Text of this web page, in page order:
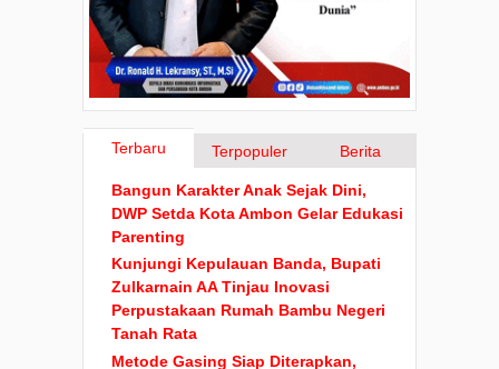
Terbaru Terpopuler Berita
Bangun Karakter Anak Sejak Dini,
DWP Setda Kota Ambon Gelar Edukasi
Parenting
Kunjungi Kepulauan Banda, Bupati
Zulkarnain AA Tinjau Inovasi
Perpustakaan Rumah Bambu Negeri
Tanah Rata
Metode Gasing Siap Diterapkan,